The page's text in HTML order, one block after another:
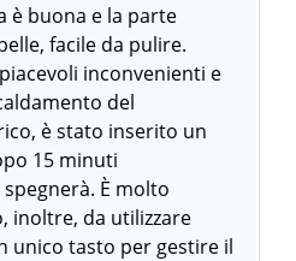
è buona e la parte
facile da pulire.
inconvenienti e
del
è stato inserito un
15 minuti
È molto
inoltre, da utilizzare
unico tasto per gestire il